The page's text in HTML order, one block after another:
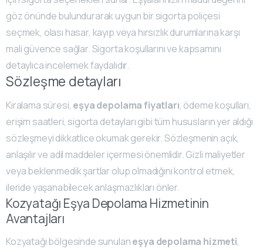
göz önünde bulundurarak uygun bir sigorta poliçesi
seçmek, olası hasar, kayıp veya hırsızlık durumlarına karşı
mali güvence sağlar. Sigorta koşullarını ve kapsamını
detaylıca incelemek faydalıdır.
Sözleşme detayları
Kiralama süresi, eşya depolama fiyatları, ödeme koşulları,
erişim saatleri, sigorta detayları gibi tüm hususların yer aldığı
sözleşmeyi dikkatlice okumak gerekir. Sözleşmenin açık,
anlaşılır ve adil maddeler içermesi önemlidir. Gizli maliyetler
veya beklenmedik şartlar olup olmadığını kontrol etmek,
ileride yaşanabilecek anlaşmazlıkları önler.
Kozyatağı Eşya Depolama Hizmetinin
Avantajları
Kozyatağı bölgesinde sunulaneşya depolama hizmeti,